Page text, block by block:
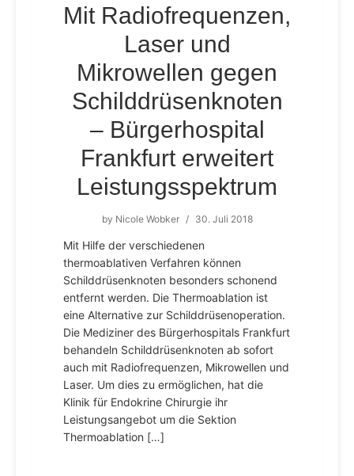
Mit Radiofrequenzen,
Laser und
Mikrowellen gegen
Schilddrüsenknoten
– Bürger­hospital
Frankfurt erweitert
Leistungsspektrum
by Nicole Wobker / 30. Juli 2018
Mit Hilfe der verschiedenen
thermoablativen Verfahren können
Schilddrüsenknoten besonders schonend
entfernt werden. Die Thermoablation ist
eine Alternative zur Schilddrüsenoperation.
Die Mediziner des Bürger­hospitals Frankfurt
behandeln Schilddrüsenknoten ab sofort
auch mit Radiofrequenzen, Mikrowellen und
Laser. Um dies zu ermöglichen, hat die
Klinik für Endokrine Chirurgie ihr
Leistungsangebot um die Sektion
Thermoablation […]